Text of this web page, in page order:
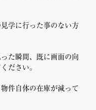
学に行った事のない方
た瞬間、既に画面の向
ださい。
件自体の在庫が減って